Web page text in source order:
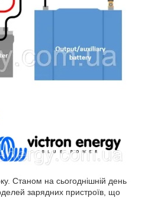
Станом на сьогоднішній день
зарядних пристроїв, що